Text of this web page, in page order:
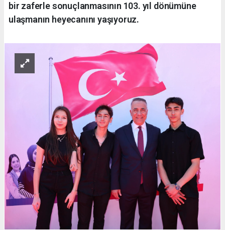
bir zaferle sonuçlanmasının 103. yıl dönümüne
ulaşmanın heyecanını yaşıyoruz.